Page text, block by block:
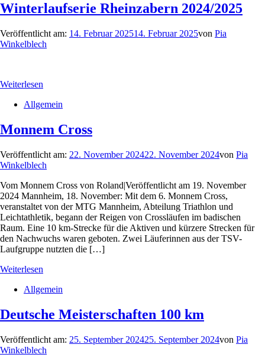
Winterlaufserie Rheinzabern 2024/2025
Veröffentlicht am: 14. Februar 202514. Februar 2025von Pia
Winkelblech
Weiterlesen
Allgemein
Monnem Cross
Veröffentlicht am: 22. November 202422. November 2024von Pia
Winkelblech
Vom Monnem Cross von Roland|Veröffentlicht am 19. November
2024 Mannheim, 18. November: Mit dem 6. Monnem Cross,
veranstaltet von der MTG Mannheim, Abteilung Triathlon und
Leichtathletik, begann der Reigen von Crossläufen im badischen
Raum. Eine 10 km-Strecke für die Aktiven und kürzere Strecken für
den Nachwuchs waren geboten. Zwei Läuferinnen aus der TSV-
Laufgruppe nutzten die […]
Weiterlesen
Allgemein
Deutsche Meisterschaften 100 km
Veröffentlicht am: 25. September 202425. September 2024von Pia
Winkelblech